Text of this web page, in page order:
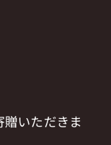
いただきま